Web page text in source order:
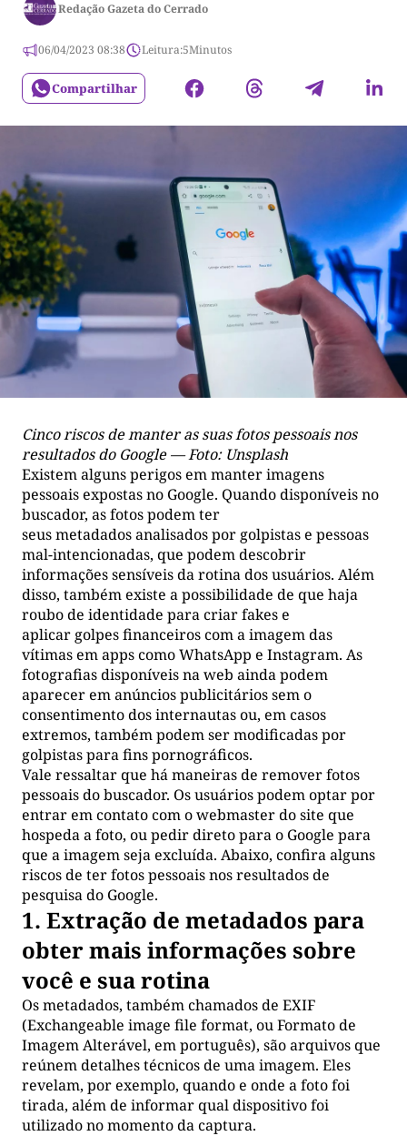
Redação Gazeta do Cerrado
06/04/2023 08:38 Leitura:5Minutos
Compartilhar
Cinco riscos de manter as suas fotos pessoais nos
resultados do Google — Foto: Unsplash
Existem alguns perigos em manter imagens
pessoais expostas no Google. Quando disponíveis no
buscador, as fotos podem ter
seus metadados analisados por golpistas e pessoas
mal-intencionadas, que podem descobrir
informações sensíveis da rotina dos usuários. Além
disso, também existe a possibilidade de que haja
roubo de identidade para criar fakes e
aplicar golpes financeiros com a imagem das
vítimas em apps como WhatsApp e Instagram. As
fotografias disponíveis na web ainda podem
aparecer em anúncios publicitários sem o
consentimento dos internautas ou, em casos
extremos, também podem ser modificadas por
golpistas para fins pornográficos.
Vale ressaltar que há maneiras de remover fotos
pessoais do buscador. Os usuários podem optar por
entrar em contato com o webmaster do site que
hospeda a foto, ou pedir direto para o Google para
que a imagem seja excluída. Abaixo, confira alguns
riscos de ter fotos pessoais nos resultados de
pesquisa do Google.
1. Extração de metadados para
obter mais informações sobre
você e sua rotina
Os metadados, também chamados de EXIF
(Exchangeable image file format, ou Formato de
Imagem Alterável, em português), são arquivos que
reúnem detalhes técnicos de uma imagem. Eles
revelam, por exemplo, quando e onde a foto foi
tirada, além de informar qual dispositivo foi
utilizado no momento da captura.